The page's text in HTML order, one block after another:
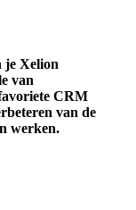
je Xelion
van
CRM
van de
werken.